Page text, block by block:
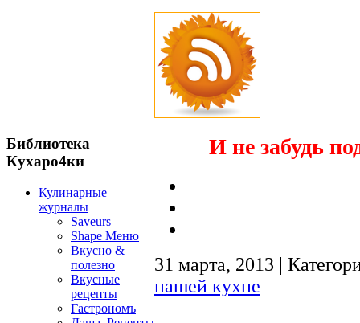
Библиотека
Кухаро4ки
Кулинарные
журналы
Saveurs
Shape Меню
Вкусно &
полезно
Вкусные
рецепты
Гастрономъ
И не забудь
31 марта, 2013 |
нашей кухне